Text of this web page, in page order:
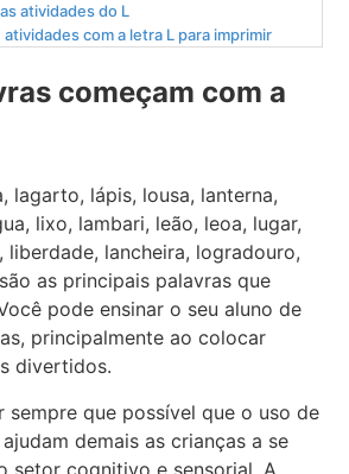
atividades do L
atividades com a letra L para imprimir
começam com a
lagarto, lápis, lousa, lanterna,
lixo, lambari, leão, leoa, lugar,
liberdade, lancheira, logradouro,
as principais palavras que
pode ensinar o seu aluno de
principalmente ao colocar
divertidos.
sempre que possível que o uso de
demais as crianças a se
setor cognitivo e sensorial. A